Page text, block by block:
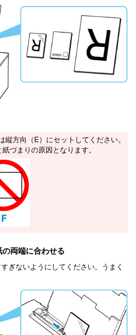
縦方向（E）にセットしてください。
づまりの原因となります。
両端に合わせる
ぎないようにしてください。うまく